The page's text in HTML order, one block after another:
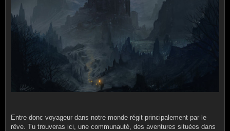
Entre donc voyageur dans notre monde régit principalement par le
rêve. Tu trouveras ici, une communauté, des aventures situées dans